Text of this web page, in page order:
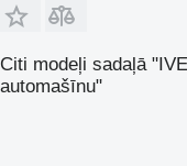
Citi modeļi sadaļā
automašīnu"